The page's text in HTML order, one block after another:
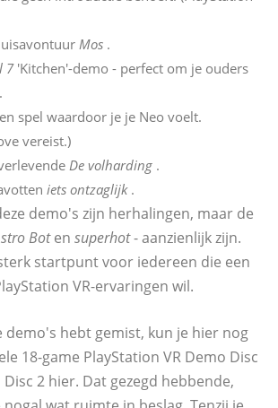
Mos .
7'Kitchen'-demo - perfect om je ouders
spel waardoor je je Neo voelt.
vereist.)
De volharding .
iets ontzaglijk.
demo's zijn herhalingen, maar de
Boten superhot- aanzienlijk zijn.
startpunt voor iedereen die een
VR-ervaringen wil.
demo's hebt gemist, kun je hier nog
18-game PlayStation VR Demo Disc
2 hier. Dat gezegd hebbende,